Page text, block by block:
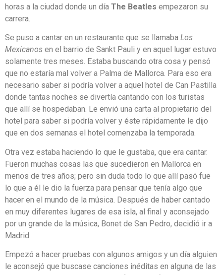
horas a la ciudad donde un día The Beatles empezaron su
carrera.
Se puso a cantar en un restaurante que se llamaba Los
Mexicanos en el barrio de Sankt Pauli y en aquel lugar estuvo
solamente tres meses. Estaba buscando otra cosa y pensó
que no estaría mal volver a Palma de Mallorca. Para eso era
necesario saber si podría volver a aquel hotel de Can Pastilla
donde tantas noches se divertía cantando con los turistas
que allí se hospedaban. Le envió una carta al propietario del
hotel para saber si podría volver y éste rápidamente le dijo
que en dos semanas el hotel comenzaba la temporada.
Otra vez estaba haciendo lo que le gustaba, que era cantar.
Fueron muchas cosas las que sucedieron en Mallorca en
menos de tres años; pero sin duda todo lo que allí pasó fue
lo que a él le dio la fuerza para pensar que tenía algo que
hacer en el mundo de la música. Después de haber cantado
en muy diferentes lugares de esa isla, al final y aconsejado
por un grande de la música, Bonet de San Pedro, decidió ir a
Madrid.
Empezó a hacer pruebas con algunos amigos y un día alguien
le aconsejó que buscase canciones inéditas en alguna de las